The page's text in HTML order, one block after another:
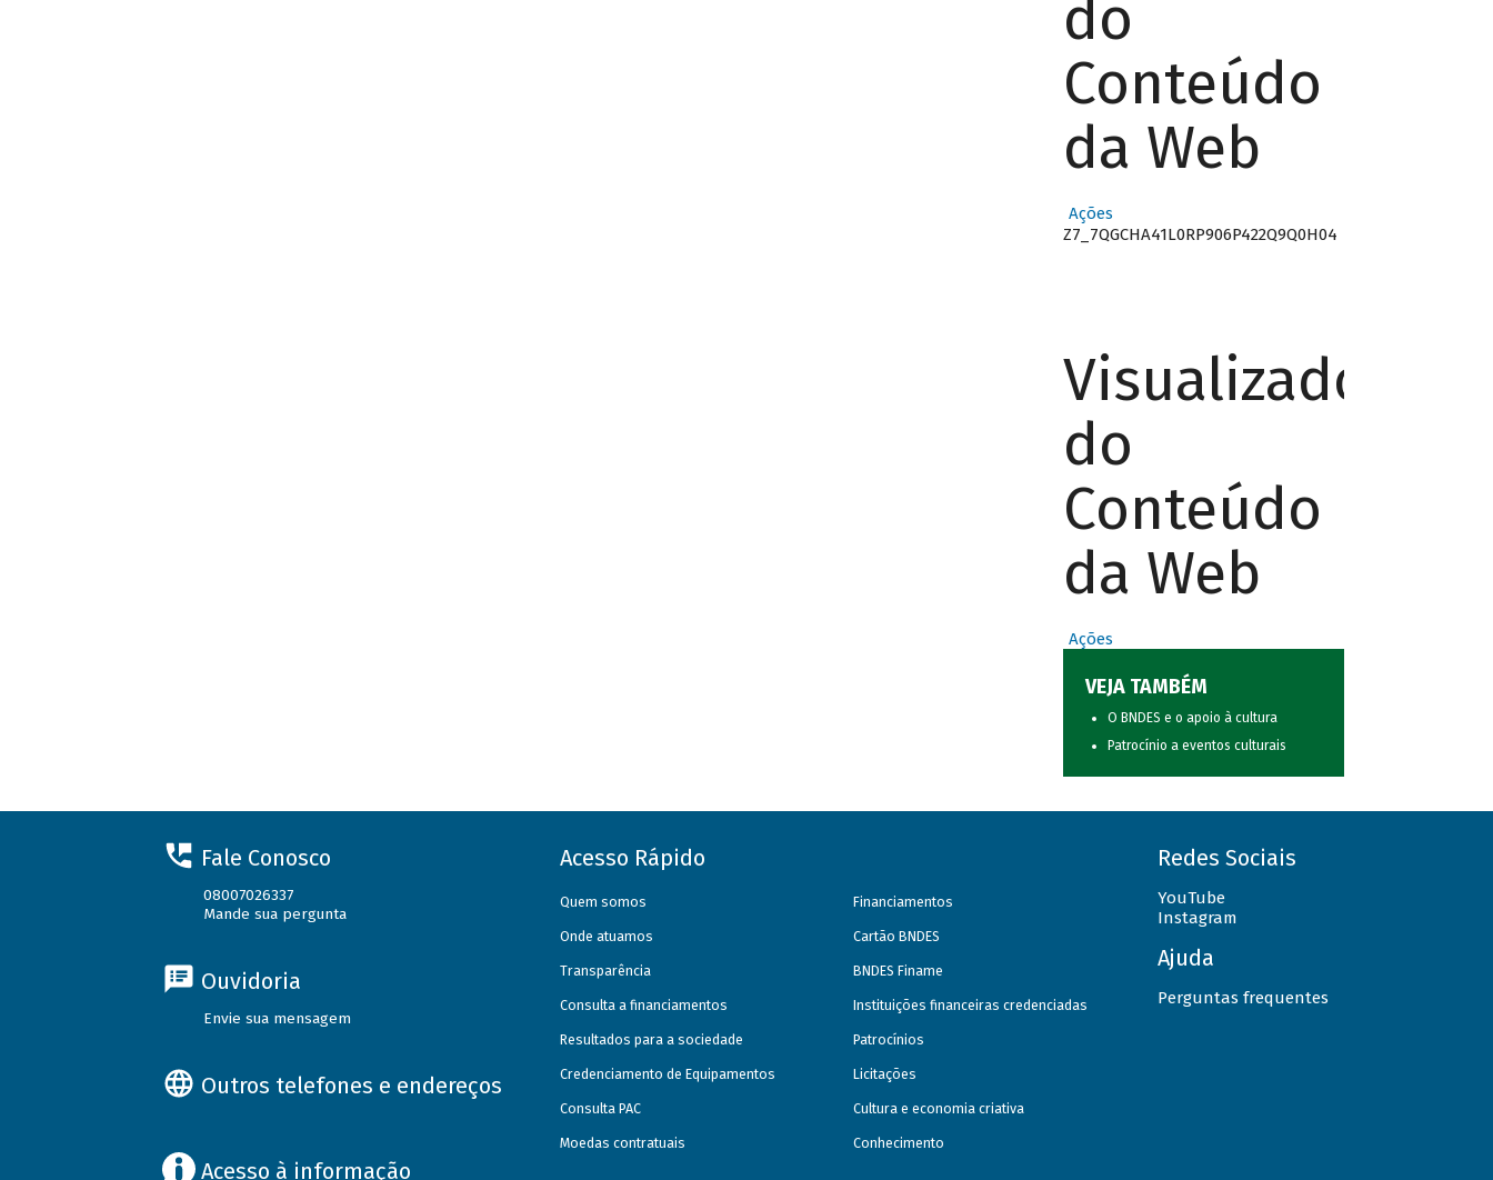
do
Conteúdo
da Web
Ações
Z7_7QGCHA41L0RP906P422Q9Q0H04
Visualizador
do
Conteúdo
da Web
Ações
VEJA TAMBÉM
O BNDES e o apoio à cultura
Patrocínio a eventos culturais
Fale Conosco
08007026337
Mande sua pergunta
Ouvidoria
Envie sua mensagem
Outros telefones e endereços
Acesso à informação
Acesso Rápido
Quem somos
Onde atuamos
Transparência
Consulta a financiamentos
Resultados para a sociedade
Credenciamento de Equipamentos
Consulta PAC
Moedas contratuais
Financiamentos
Cartão BNDES
BNDES Finame
Instituições financeiras credenciadas
Patrocínios
Licitações
Cultura e economia criativa
Conhecimento
Redes Sociais
YouTube
Instagram
Ajuda
Perguntas frequentes